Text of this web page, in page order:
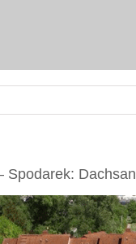
Spodarek: